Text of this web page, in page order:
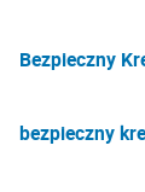
Bezpieczny
bezpieczny